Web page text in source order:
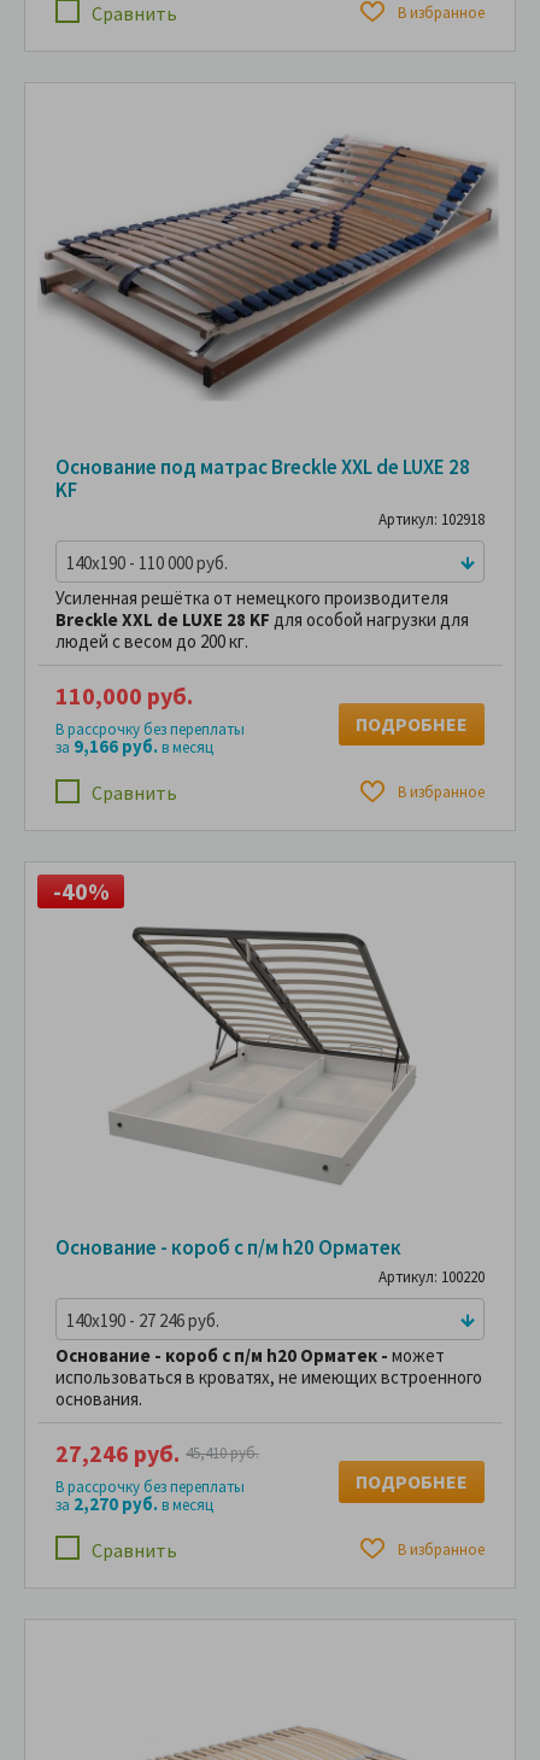
Сравнить В избранное
Основание под матрас Breckle XXL de LUXE 28
KF
Артикул: 102918
140x190 - 110 000 руб.
Усиленная решётка от немецкого производителя
Breckle XXL de LUXE 28 KF для особой нагрузки для
людей с весом до 200 кг.
Сравнить В избранное
110,000 руб.
В рассрочку без переплаты
за 9,166 руб.в месяц
ПОДРОБНЕЕ
-40%
Основание - короб с п/м h20 Орматек
Артикул: 100220
140x190 - 27 246 руб.
Основание - короб с п/м h20 Орматек - может
использоваться в кроватях, не имеющих встроенного
основания.
Сравнить В избранное
27,246 руб. 45,410 руб.
В рассрочку без переплаты
за 2,270 руб.в месяц
ПОДРОБНЕЕ